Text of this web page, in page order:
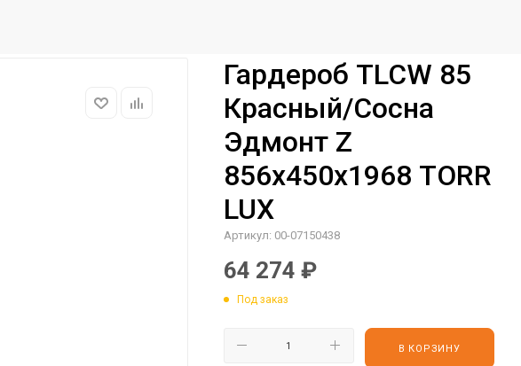
Гардероб TLCW 85
Красный/Сосна
Эдмонт Z
856х450х1968 TORR
LUX
Артикул: 00-07150438
64 274 ₽
Под заказ
В КОРЗИНУ